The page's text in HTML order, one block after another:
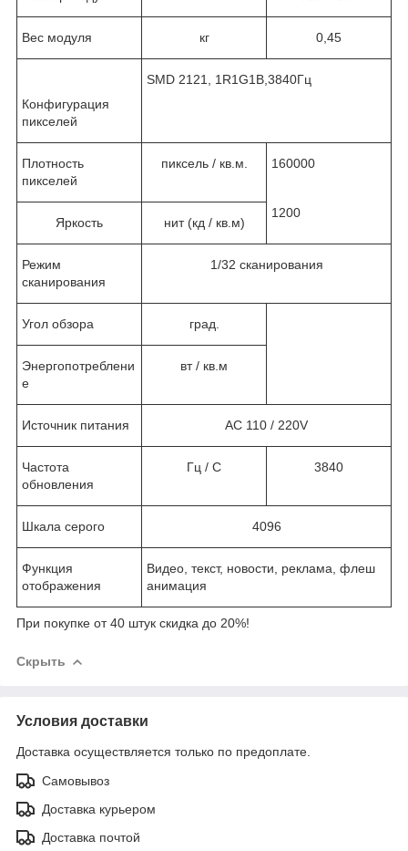
Вес модуля кг 0,45
Конфигурация
пикселей
SMD 2121, 1R1G1B,3840Гц
Плотность
пикселей
пиксель / кв.м. 160000
1200
Яркость нит (кд / кв.м)
Режим
сканирования
1/32 сканирования
Угол обзора град.
Энергопотреблени
е
вт / кв.м
Источник питания AC 110 / 220V
Частота
обновления
Гц / С 3840
Шкала серого 4096
Функция
отображения
Видео, текст, новости, реклама, флеш
анимация
При покупке от 40 штук скидка до 20%!
Скрыть
Условия доставки
Доставка осуществляется только по предоплате.
Самовывоз
Доставка курьером
Доставка почтой